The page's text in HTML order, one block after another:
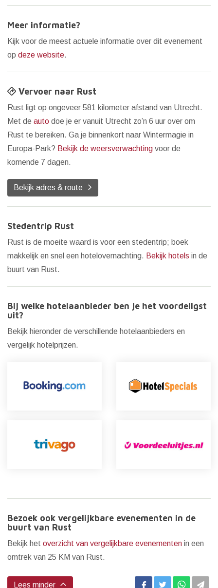
Meer informatie?
Kijk voor de meest actuele informatie over dit evenement
op deze website.
Vervoer naar Rust
Rust ligt op ongeveer 581 kilometer afstand van Utrecht.
Met de auto doe je er vanuit Utrecht zo’n 6 uur over om
Rust te bereiken. Ga je binnenkort naar Wintermagie in
Europa-Park? Bekijk de weersverwachting voor de
komende 7 dagen.
Bekijk adres & route
Stedentrip Rust
Rust is de moeite waard is voor een stedentrip; boek
makkelijk en snel een hotelovernachting. Bekijk hotels in de
buurt van Rust.
Bij welke hotelaanbieder ben je het voordeligst
uit?
Bekijk hieronder de verschillende hotelaanbieders en
vergelijk hotelprijzen.
Bezoek ook vergelijkbare evenementen in de
buurt van Rust
Bekijk het overzicht van vergelijkbare evenementen in een
omtrek van 25 KM van Rust.
Lees minder